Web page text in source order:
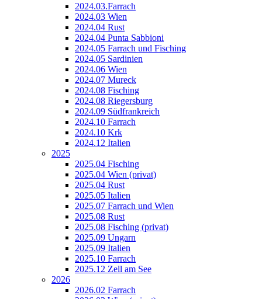
2024.03.Farrach
2024.03 Wien
2024.04 Rust
2024.04 Punta Sabbioni
2024.05 Farrach und Fisching
2024.05 Sardinien
2024.06 Wien
2024.07 Mureck
2024.08 Fisching
2024.08 Riegersburg
2024.09 Südfrankreich
2024.10 Farrach
2024.10 Krk
2024.12 Italien
2025
2025.04 Fisching
2025.04 Wien (privat)
2025.04 Rust
2025.05 Italien
2025.07 Farrach und Wien
2025.08 Rust
2025.08 Fisching (privat)
2025.09 Ungarn
2025.09 Italien
2025.10 Farrach
2025.12 Zell am See
2026
2026.02 Farrach